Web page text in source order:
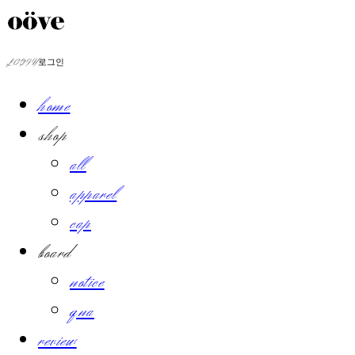
LOG IN로그인
home
shop
all
apparel
cap
board
notice
qna
review